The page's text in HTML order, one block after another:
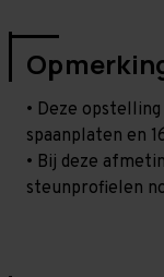
• Deze
spaanplaten en
• Bij deze
steunprofielen